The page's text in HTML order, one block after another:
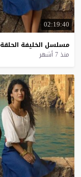
02:19:40
مسلسل الخليفة الحلقة
منذ 7 أشهر